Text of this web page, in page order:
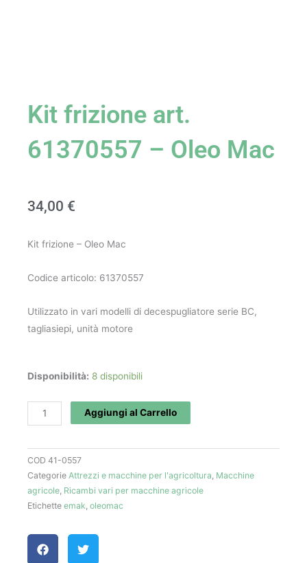
Kit frizione art.
61370557 – Oleo Mac
34,00 €
Kit frizione – Oleo Mac
Codice articolo: 61370557
Utilizzato in vari modelli di decespugliatore serie BC,
tagliasiepi, unità motore
Disponibilità: 8 disponibili
Kit
61370557
Oleo
Mac
quantità
Aggiungi al Carrello
COD 41-0557
Categorie Attrezzi e macchine per l'agricoltura, Macchine
agricole, Ricambi vari per macchine agricole
Etichette emak, oleomac